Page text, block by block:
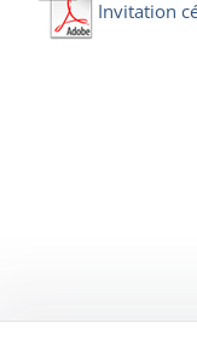
Invitation